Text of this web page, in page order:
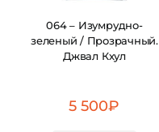
064 – Изумрудно-
зеленый / Прозрачный.
Джвал Кхул
5 500₽